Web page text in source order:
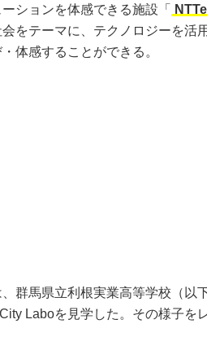
ションを体感できる施設「
をテーマに、テクノロジーを活
体感することができる。
群馬県立利根実業高等学校（以
Laboを見学した。その様子を